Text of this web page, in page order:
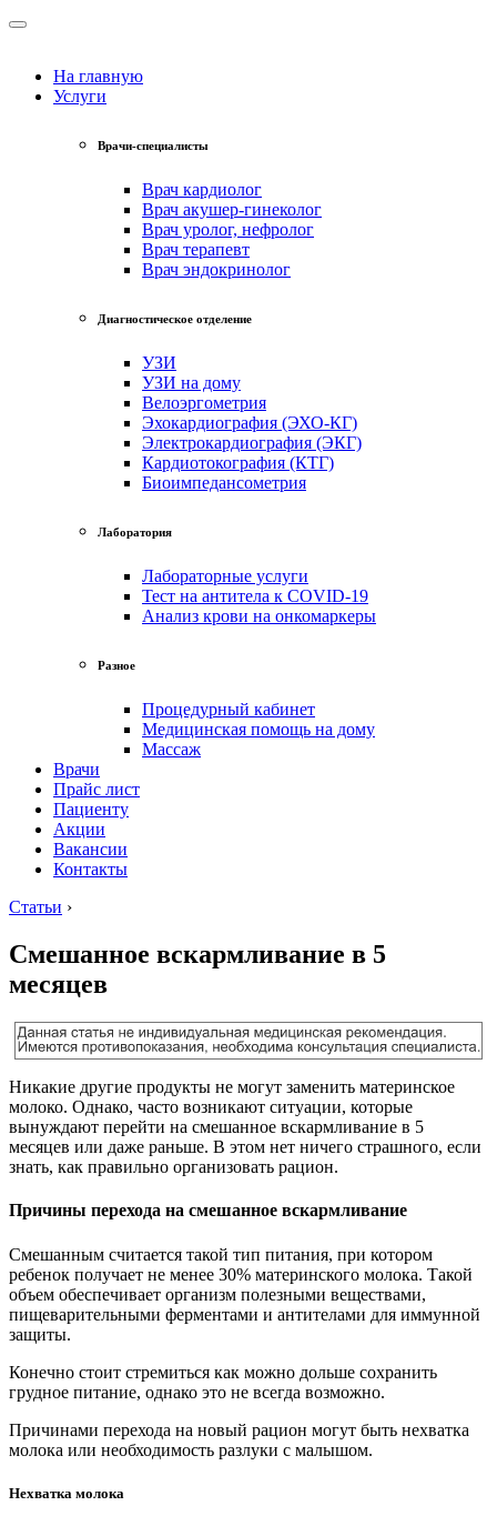
На главную
Услуги
Врачи-специалисты
Врач кардиолог
Врач акушер-гинеколог
Врач уролог, нефролог
Врач терапевт
Врач эндокринолог
Диагностическое отделение
УЗИ
УЗИ на дому
Велоэргометрия
Эхокардиография (ЭХО-КГ)
Электрокардиография (ЭКГ)
Кардиотокография (КТГ)
Биоимпедансометрия
Лаборатория
Лабораторные услуги
Тест на антитела к COVID-19
Анализ крови на онкомаркеры
Разное
Процедурный кабинет
Медицинская помощь на дому
Массаж
Врачи
Прайс лист
Пациенту
Акции
Вакансии
Контакты
Статьи ›
Смешанное вскармливание в 5
месяцев
Никакие другие продукты не могут заменить материнское
молоко. Однако, часто возникают ситуации, которые
вынуждают перейти на смешанное вскармливание в 5
месяцев или даже раньше. В этом нет ничего страшного, если
знать, как правильно организовать рацион.
Причины перехода на смешанное вскармливание
Смешанным считается такой тип питания, при котором
ребенок получает не менее 30% материнского молока. Такой
объем обеспечивает организм полезными веществами,
пищеварительными ферментами и антителами для иммунной
защиты.
Конечно стоит стремиться как можно дольше сохранить
грудное питание, однако это не всегда возможно.
Причинами перехода на новый рацион могут быть нехватка
молока или необходимость разлуки с малышом.
Нехватка молока